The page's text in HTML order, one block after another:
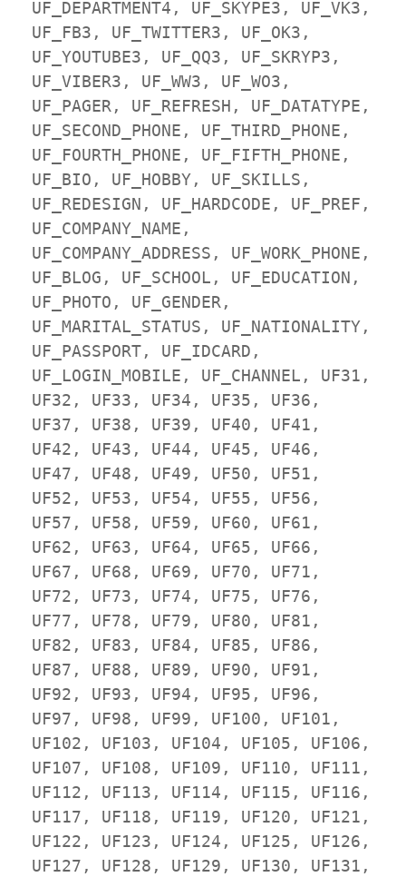
UF_DEPARTMENT4, UF_SKYPE3, UF_VK3,
UF_FB3, UF_TWITTER3, UF_OK3,
UF_YOUTUBE3, UF_QQ3, UF_SKRYP3,
UF_VIBER3, UF_WW3, UF_WO3,
UF_PAGER, UF_REFRESH, UF_DATATYPE,
UF_SECOND_PHONE, UF_THIRD_PHONE,
UF_FOURTH_PHONE, UF_FIFTH_PHONE,
UF_BIO, UF_HOBBY, UF_SKILLS,
UF_REDESIGN, UF_HARDCODE, UF_PREF,
UF_COMPANY_NAME,
UF_COMPANY_ADDRESS, UF_WORK_PHONE,
UF_BLOG, UF_SCHOOL, UF_EDUCATION,
UF_PHOTO, UF_GENDER,
UF_MARITAL_STATUS, UF_NATIONALITY,
UF_PASSPORT, UF_IDCARD,
UF_LOGIN_MOBILE, UF_CHANNEL, UF31,
UF32, UF33, UF34, UF35, UF36,
UF37, UF38, UF39, UF40, UF41,
UF42, UF43, UF44, UF45, UF46,
UF47, UF48, UF49, UF50, UF51,
UF52, UF53, UF54, UF55, UF56,
UF57, UF58, UF59, UF60, UF61,
UF62, UF63, UF64, UF65, UF66,
UF67, UF68, UF69, UF70, UF71,
UF72, UF73, UF74, UF75, UF76,
UF77, UF78, UF79, UF80, UF81,
UF82, UF83, UF84, UF85, UF86,
UF87, UF88, UF89, UF90, UF91,
UF92, UF93, UF94, UF95, UF96,
UF97, UF98, UF99, UF100, UF101,
UF102, UF103, UF104, UF105, UF106,
UF107, UF108, UF109, UF110, UF111,
UF112, UF113, UF114, UF115, UF116,
UF117, UF118, UF119, UF120, UF121,
UF122, UF123, UF124, UF125, UF126,
UF127, UF128, UF129, UF130, UF131,